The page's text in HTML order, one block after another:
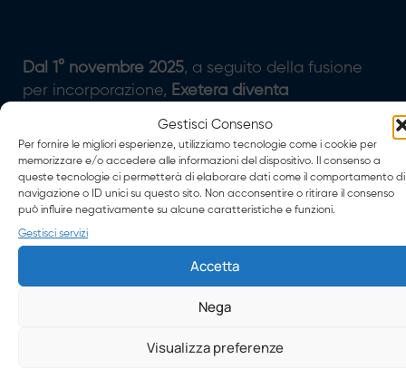
Gestisci Consenso
Per fornire le migliori esperienze, utilizziamo tecnologie come i cookie per
memorizzare e/o accedere alle informazioni del dispositivo. Il consenso a
queste tecnologie ci permetterà di elaborare dati come il comportamento di
navigazione o ID unici su questo sito. Non acconsentire o ritirare il consenso
può influire negativamente su alcune caratteristiche e funzioni.
Gestisci servizi
Accetta
Nega
Visualizza preferenze
Dal 1° novembre 2025, a seguito della fusione
per incorporazione, Exetera diventa
S.p.A.
: una business unit con brand e identità
proprie, che porta con sé oltre 20 anni di
esperienza nei servizi digitali, progetti
consolidati e uno stile operativo già
riconosciuto dal mercato.
Questa operazione rappresenta un passaggio
strategico per AXERA, con l’obiettivo
, consolidandola attraverso l’unione con
una realtà già fortemente radicata nel mondo